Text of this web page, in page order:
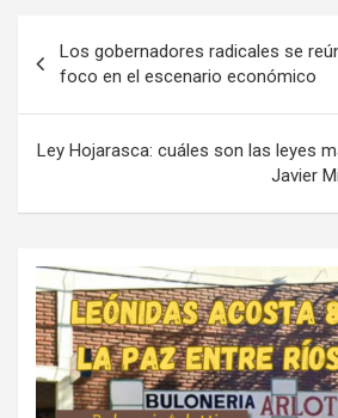
de
entradas
Los gobernadores radicales se
foco en el escenario económico
Ley Hojarasca: cuáles son las leyes
Javier